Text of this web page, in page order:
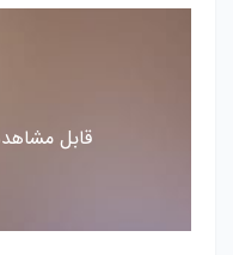
قابل